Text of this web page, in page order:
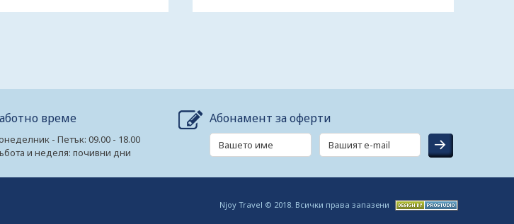
време
- Петък: 09.00 - 18.00
и неделя: почивни дни
Абонамент за оферти
Njoy Travel © 2018. Всички права запазени